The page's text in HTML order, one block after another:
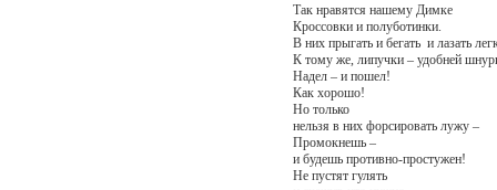
Так нравятся нашему Димке
Кроссовки и полуботинки.
В них прыгать и бегать и лазать
К тому же, липучки – удобней
Надел – и пошел!
Как хорошо!
Но только
нельзя в них форсировать лужу –
Промокнешь –
и будешь противно-простужен!
Не пустят гулять